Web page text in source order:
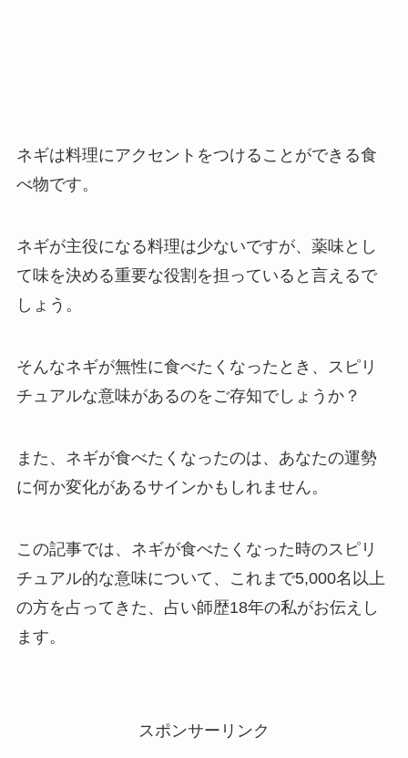
ネギは料理にアクセントをつけることができる食
べ物です。
ネギが主役になる料理は少ないですが、薬味とし
て味を決める重要な役割を担っていると言えるで
しょう。
そんなネギが無性に食べたくなったとき、スピリ
チュアルな意味があるのをご存知でしょうか？
また、ネギが食べたくなったのは、あなたの運勢
に何か変化があるサインかもしれません。
この記事では、ネギが食べたくなった時のスピリ
チュアル的な意味について、これまで5,000名以上
の方を占ってきた、占い師歴18年の私がお伝えし
ます。
スポンサーリンク